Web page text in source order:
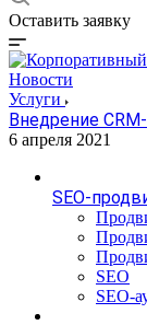
Оставить заявку
Новости
Услуги
Внедрение
6 апреля 2021
SEO-
SEO
SEO-